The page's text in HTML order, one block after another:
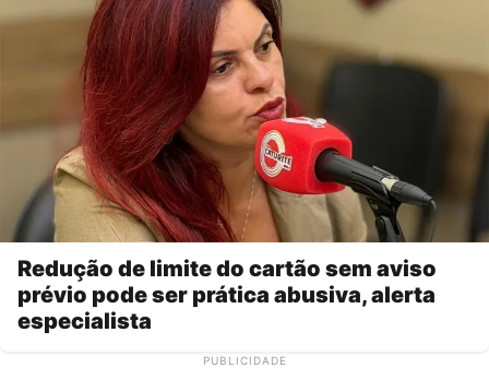
Redução de limite do cartão sem aviso
prévio pode ser prática abusiva, alerta
especialista
PUBLICIDADE